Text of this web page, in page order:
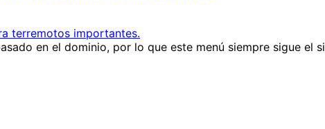
terremotos importantes.
en el dominio, por lo que este menú siempre sigue el